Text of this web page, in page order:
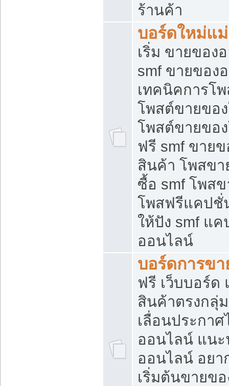
ร้านค้า
บอร์ดใหม่แ
เริ่ม ขายของ
smf ขายของ
เทคนิคการโ
โพสต์ขายขอ
โพสต์ขายขอ
ฟรี smf ขาย
สินค้า โพสขา
ซื้อ smf โพส
โพสฟรีแคปชั่
ให้ปัง smf แ
ออนไลน์
บอร์ดการข
ฟรี เว็บบอร์ด
สินค้าตรงกลุ่
เลื่อนประกา
ออนไลน์ แนะ
ออนไลน์ อย
เริ่มต้นขายข